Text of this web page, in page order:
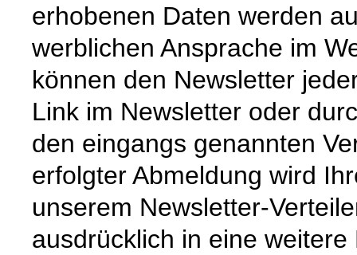
erhobenen Daten werden
werblichen Ansprache im
können den Newsletter
Link im Newsletter oder
den eingangs genannten
erfolgter Abmeldung wird
unserem Newsletter-
ausdrücklich in eine